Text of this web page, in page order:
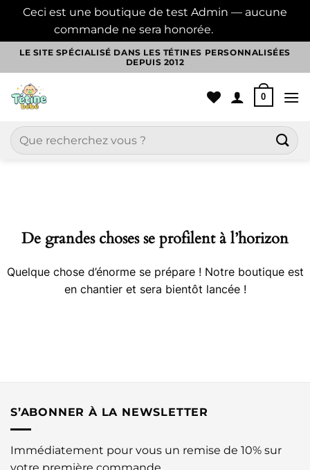
Ceci est une boutique de test Admin — aucune
commande ne sera honorée.
Passer
contenu
LE SITE SPÉCIALISÉ DANS LES TÉTINES PERSONNALISÉES
DEPUIS 2012
0
Recherche
pour :
De grandes choses se profilent à l’horizon
Quelque chose d’énorme se prépare ! Notre boutique est
en chantier et sera bientôt lancée !
S’ABONNER À LA NEWSLETTER
Immédiatement pour vous un remise de 10% sur
votre première commande.